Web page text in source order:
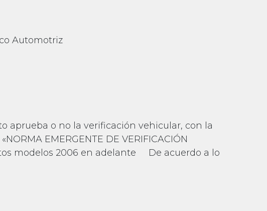
Automotriz
aprueba o no la verificación vehicular, con la
EMERGENTE DE VERIFICACIÓN
modelos 2006 en adelante De acuerdo a lo